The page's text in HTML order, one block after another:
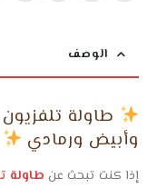
الوصف
طاولة
وأبيض ورمادي
إذا كنت تبحث عن طاولة